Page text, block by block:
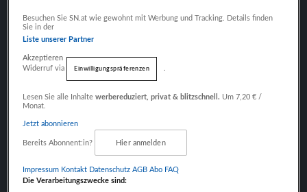
VORHERIGER BEITRAG
NÄCHSTER BEITRAG
NICOLAS ROIDMAYR
Besuchen Sie SN.at wie gewohnt mit Werbung und Tracking. Details finden
Sie in der
Liste unserer Partner
Akzeptieren
Widerruf via
Einwilligungspräferenzen
Lesen Sie alle Inhaltewerbereduziert, privat & blitzschnell. Um 7,20 € /
Monat.
Jetzt abonnieren
Bereits Abonnent:in? Hier anmelden
Impressum Kontakt Datenschutz AGB Abo FAQ
Die Verarbeitungszwecke sind: